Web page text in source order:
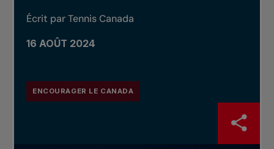
Écrit par Tennis Canada
16 AOÛT 2024
ENCOURAGER LE CANADA